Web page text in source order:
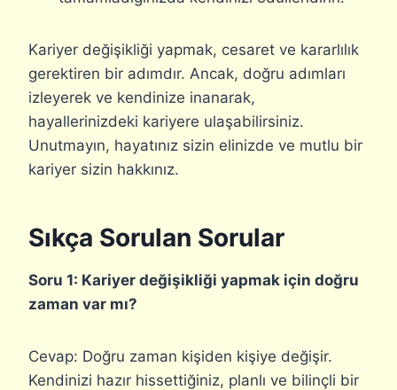
Kariyer değişikliği yapmak, cesaret ve kararlılık
gerektiren bir adımdır. Ancak, doğru adımları
izleyerek ve kendinize inanarak,
hayallerinizdeki kariyere ulaşabilirsiniz.
Unutmayın, hayatınız sizin elinizde ve mutlu bir
kariyer sizin hakkınız.
Sıkça Sorulan Sorular
Soru 1: Kariyer değişikliği yapmak için doğru
zaman var mı?
Cevap: Doğru zaman kişiden kişiye değişir.
Kendinizi hazır hissettiğiniz, planlı ve bilinçli bir